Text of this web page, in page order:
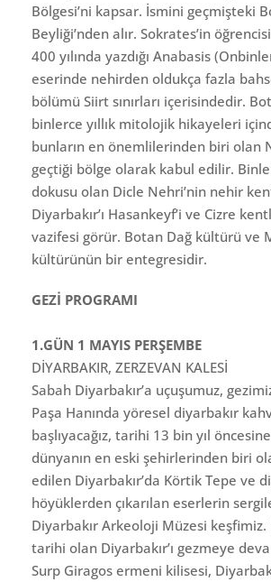
Bölgesi’ni kapsar. İsmini geçmişteki
Beyliği’nden alır. Sokrates’in
400 yılında yazdığı Anabasis
eserinde nehirden oldukça fazla
bölümü Siirt sınırları içerisindedir.
binlerce yıllık mitolojik hikayeleri
bunların en önemlilerinden biri olan
geçtiği bölge olarak kabul edilir.
dokusu olan Dicle Nehri’nin nehir
Diyarbakır’ı Hasankeyf’i ve Cizre
vazifesi görür. Botan Dağ kültürü ve
kültürünün bir entegresidir.
GEZİ PROGRAMI
1.GÜN 1 MAYIS PERŞEMBE
DİYARBAKIR, ZERZEVAN KALESİ
Sabah Diyarbakır’a uçuşumuz,
Paşa Hanında yöresel diyarbakır
başlıyacağız, tarihi 13 bin yıl
dünyanın en eski şehirlerinden biri
edilen Diyarbakır’da Körtik Tepe ve
höyüklerden çıkarılan eserlerin
Diyarbakır Arkeoloji Müzesi keşfimiz.
tarihi olan Diyarbakır’ı gezmeye
Surp Giragos ermeni kilisesi,